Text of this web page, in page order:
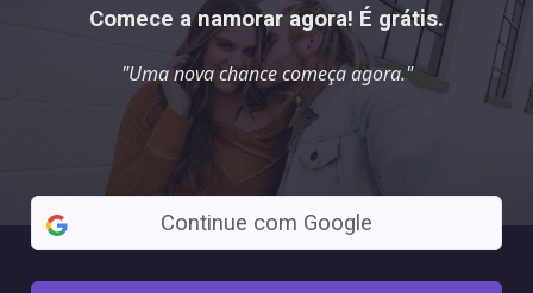
Comece a namorar agora! É grátis.
"Umanova chancecomeça agora."
Continue com Google